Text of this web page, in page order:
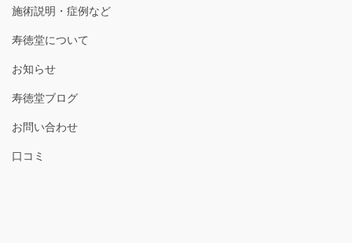
施術説明・症例など
寿徳堂について
お知らせ
寿徳堂ブログ
お問い合わせ
口コミ